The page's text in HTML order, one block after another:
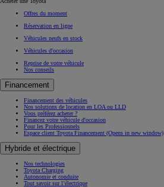
Offres du moment
Réservation en ligne
Véhicules neufs en stock
Véhicules d'occasion
Reprise de votre véhicule
Nos conseils
Financement
Financement des véhicules
Nos solutions de location en LOA ou LLD
Vous préférez acheter ?
Financez votre véhicule d'occasion
Pour les Professionnels
Espace client Toyota Financement (Opens in new window)
Hybride et électrique
Nos technologies
Toyota Charging
Autonomie et conduite
Tout savoir sur l’électrique